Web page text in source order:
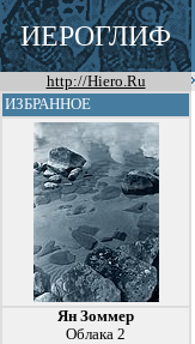
ИЕРОГЛИФ
http://Hiero.Ru
ИЗБРАННОЕ
Ян Зоммер
Облака 2